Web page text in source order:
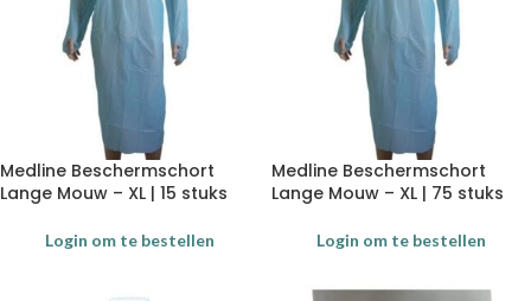
Medline Beschermschort
Lange Mouw – XL | 15 stuks
Login om te bestellen
Medline Beschermschort
Lange Mouw – XL | 75 stuks
Login om te bestellen